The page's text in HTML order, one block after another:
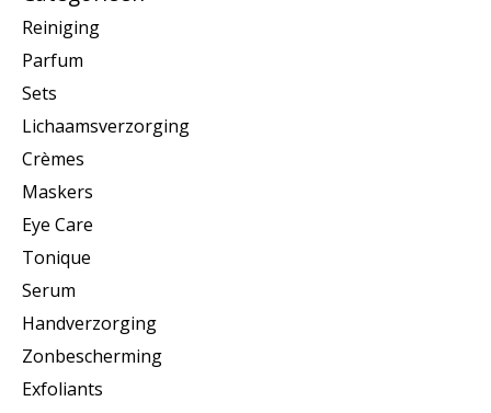
Reiniging
Parfum
Sets
Lichaamsverzorging
Crèmes
Maskers
Eye Care
Tonique
Serum
Handverzorging
Zonbescherming
Exfoliants